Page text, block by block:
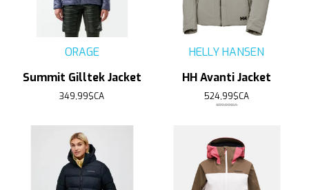
ORAGE
Summit Gilltek Jacket
349,99$CA
HELLY HANSEN
HH Avanti Jacket
524,99$CA
699,99$CA